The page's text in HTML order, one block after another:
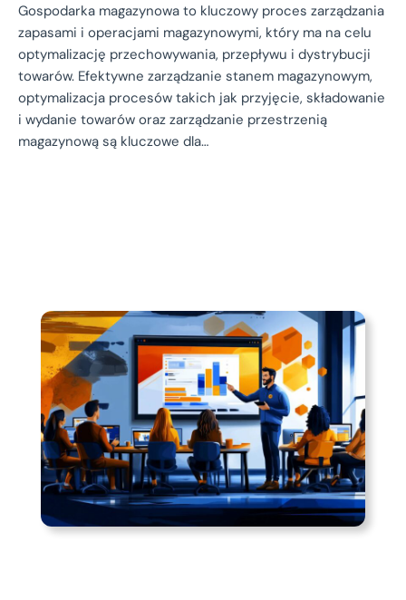
Gospodarka magazynowa to kluczowy proces zarządzania
zapasami i operacjami magazynowymi, który ma na celu
optymalizację przechowywania, przepływu i dystrybucji
towarów. Efektywne zarządzanie stanem magazynowym,
optymalizacja procesów takich jak przyjęcie, składowanie
i wydanie towarów oraz zarządzanie przestrzenią
magazynową są kluczowe dla…